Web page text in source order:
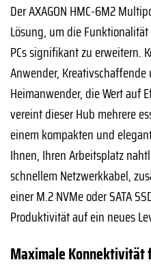
Der AXAGON HMC-6M2
Lösung, um die
PCs signifikant zu erweitern.
Anwender,
Heimanwender, die Wert auf
vereint dieser Hub mehrere
einem kompakten und
Ihnen, Ihren Arbeitsplatz
schnellem Netzwerkkabel,
einer M.2 NVMe oder SATA
Produktivität auf ein neues
Maximale Konnektivität